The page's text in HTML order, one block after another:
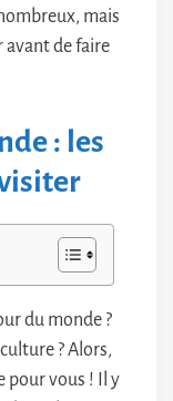
mais
avant de faire
: les
du monde ?
? Alors,
pour vous ! Il y